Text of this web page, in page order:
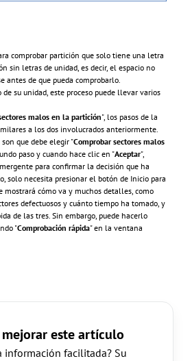
comprobar partición que solo tiene una letra
sin letras de unidad, es decir, el espacio no
antes de que pueda comprobarlo.
su unidad, este proceso puede llevar varios
malos en la partición", los pasos de la
a los dos involucrados anteriormente.
que debe elegir "Comprobarsectores malos
paso y cuando hace clic en "Aceptar",
para confirmar la decisión que ha
solo necesita presionar el botón de Inicio para
mostrará cómo va y muchos detalles, como
defectuosos y cuánto tiempo ha tomado, y
de las tres. Sin embargo, puede hacerlo
"Comprobación rápida" en la ventana
este artículo
información facilitada? Su